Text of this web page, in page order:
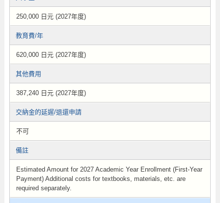
250,000 日元 (2027年度)
教育費/年
620,000 日元 (2027年度)
其他費用
387,240 日元 (2027年度)
交納金的延遲/退還申請
不可
備註
Estimated Amount for 2027 Academic Year Enrollment (First-Year
Payment) Additional costs for textbooks, materials, etc. are
required separately.